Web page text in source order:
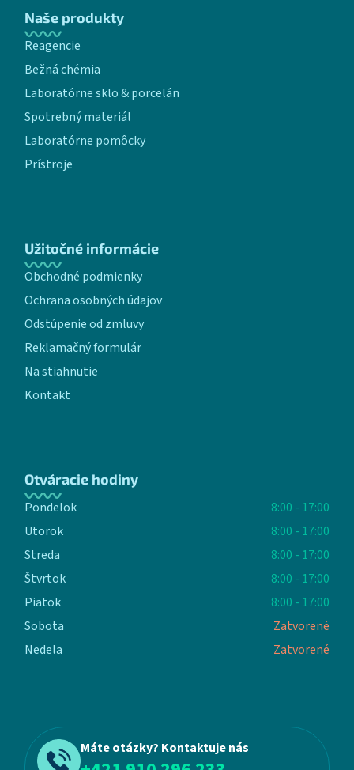
Naše produkty
Reagencie
Bežná chémia
Laboratórne sklo & porcelán
Spotrebný materiál
Laboratórne pomôcky
Prístroje
Užitočné informácie
Obchodné podmienky
Ochrana osobných údajov
Odstúpenie od zmluvy
Reklamačný formulár
Na stiahnutie
Kontakt
Otváracie hodiny
Pondelok
8:00 - 17:00
Utorok
8:00 - 17:00
Streda
8:00 - 17:00
Štvrtok
8:00 - 17:00
Piatok
8:00 - 17:00
Sobota
Zatvorené
Nedela
Zatvorené
Máte otázky? Kontaktuje nás